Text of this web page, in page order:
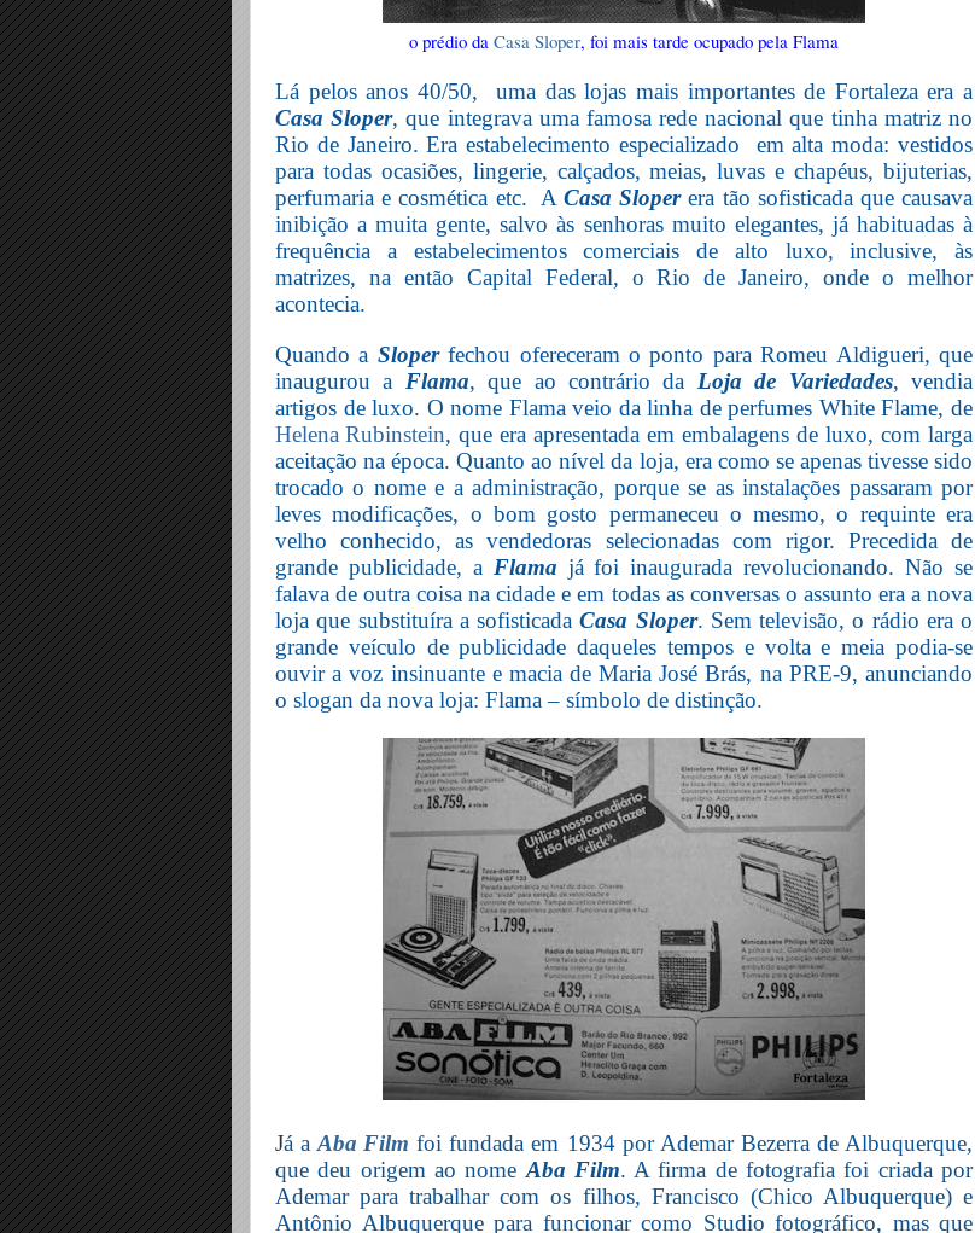
o prédio da Casa Sloper, foi mais tarde ocupado pela Flama
Lá pelos anos 40/50, uma das lojas mais importantes de Fortaleza era a
Casa Sloper, que integrava uma famosa rede nacional que tinha matriz no
Rio de Janeiro. Era estabelecimento especializado
em alta moda: vestidos
para todas ocasiões, lingerie, calçados, meias, luvas e chapéus, bijuterias,
perfumaria e cosmética etc. ACasa Sloperera tão sofisticada que causava
inibição a muita gente, salvo às senhoras muito elegantes, já habituadas à
frequência a estabelecimentos comerciais de alto luxo, inclusive, às
matrizes, na então Capital Federal, o Rio de Janeiro, onde o melhor
acontecia.
Quando a Sloperfechou ofereceram o ponto para Romeu Aldigueri, que
inaugurou a Flama, que ao contrário da Loja de Variedades, vendia
artigos de luxo. O nome Flama veio da linha de perfumes White Flame, de
Helena Rubinstein, que era apresentada em embalagens de luxo, com larga
aceitação na época. Quanto ao nível da loja, era como se apenas tivesse sido
trocado o nome e a administração, porque se as instalações passaram por
leves modificações, o bom gosto permaneceu o mesmo, o requinte era
velho conhecido, as vendedoras selecionadas com rigor. Precedida de
grande publicidade, a Flama já foi inaugurada revolucionando. Não se
falava de outra coisa na cidade e em todas as conversas o assunto era a nova
loja que substituíra a sofisticadaCasa Sloper. Sem televisão, o rádio era o
grande veículo de publicidade daqueles tempos e volta e meia podia-se
ouvir a voz insinuante e macia de Maria José Brás, na PRE-9, anunciando
o slogan da nova loja: Flama – símbolo de distinção.
Já aAba Film foi fundada em 1934 por Ademar Bezerra de Albuquerque,
que deu origem ao nomeAba Film. A firma de fotografia foi criada por
Ademar para trabalhar com os filhos, Francisco (Chico Albuquerque) e
Antônio Albuquerque para funcionar como Studio fotográfico, mas que